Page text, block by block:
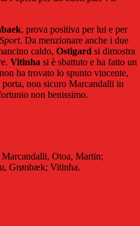
, prova positiva per lui e per
. Da menzionare anche i due
caldo, Ostigard si dimostra
Vitinha si è sbattuto e ha fatto un
ha trovato lo spunto vincente,
non sicuro Marcandalli in
non benissimo.
Otoa, Martin;
Grønbæk; Vitinha.